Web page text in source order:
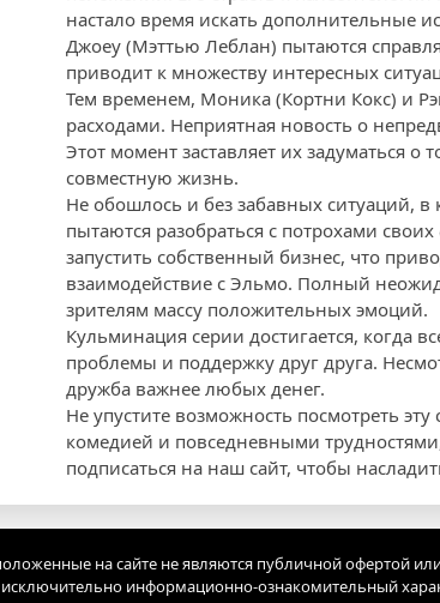
настало время искать дополнительные
Джоey (Мэттью Леблан) пытаются
приводит к множеству интересных
Тем временем, Моника (Кортни Кокс) и
расходами. Неприятная новость о
Этот момент заставляет их задуматься
совместную жизнь.
Не обошлось и без забавных ситуаций,
пытаются разобраться с потрохами
запустить собственный бизнес, что
взаимодействие с Эльмо. Полный
зрителям массу положительных эмоций.
Кульминация серии достигается, когда
проблемы и поддержку друг друга.
дружба важнее любых денег.
Не упустите возможность посмотреть
комедией и повседневными
подписаться на наш сайт, чтобы
на сайте не являются публичной офертой
исключительно информационно-ознакомительный